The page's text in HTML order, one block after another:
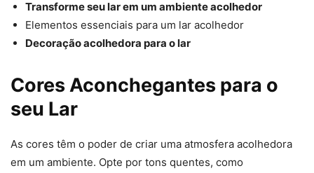
Transforme seu lar em um ambiente acolhedor
Elementos essenciais para um lar acolhedor
Decoração acolhedora para o lar
Cores Aconchegantes para o
seu Lar
As cores têm o poder de criar uma atmosfera acolhedora
em um ambiente. Opte por tons quentes, como